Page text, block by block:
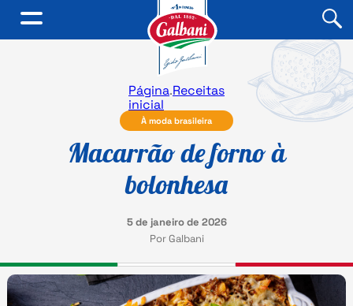
Página
inicial
.Receitas
À moda brasileira
Macarrão de forno à
bolonhesa
5 de janeiro de 2026
Por Galbani